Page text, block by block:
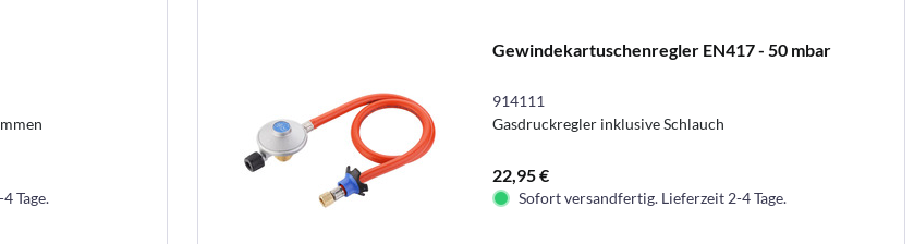
Tage.
Gewindekartuschenregler EN417 - 50 mbar
914111
Gasdruckregler inklusive Schlauch
22,95 €
Sofort versandfertig. Lieferzeit 2-4 Tage.